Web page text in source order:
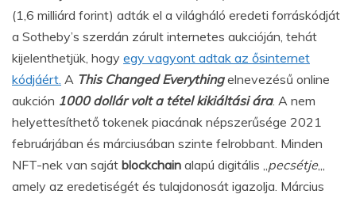
(1,6 milliárd forint) adták el a világháló eredeti forráskódját
a Sotheby’s szerdán zárult internetes aukcióján, tehát
kijelenthetjük, hogy egy vagyont adtak az ősinternet
kódjáért. A This Changed Everythingelnevezésű online
aukción 1000 dollár volt a tétel kikiáltási ára. A nem
helyettesíthető tokenek piacának népszerűsége 2021
februárjában és márciusában szinte felrobbant. Minden
NFT-nek van saját blockchain alapú digitális „pecsétje„,
amely az eredetiségét és tulajdonosát igazolja. Március